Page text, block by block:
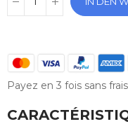
Payez en 3 fois sans